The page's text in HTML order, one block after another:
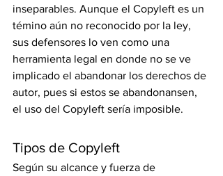
inseparables. Aunque el Copyleft es un
témino aún no reconocido por la ley,
sus defensores lo ven como una
herramienta legal en donde no se ve
implicado el abandonar los derechos de
autor, pues si estos se abandonansen,
el uso del Copyleft sería imposible.
Tipos de Copyleft
Según su alcance y fuerza de